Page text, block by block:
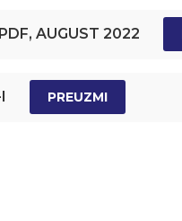
AUGUST 2022
PREUZMI